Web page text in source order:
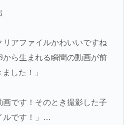
リアファイルかわいいですね
ら生まれる瞬間の動画が前
した！」
です！そのとき撮影した子
ルです！」…